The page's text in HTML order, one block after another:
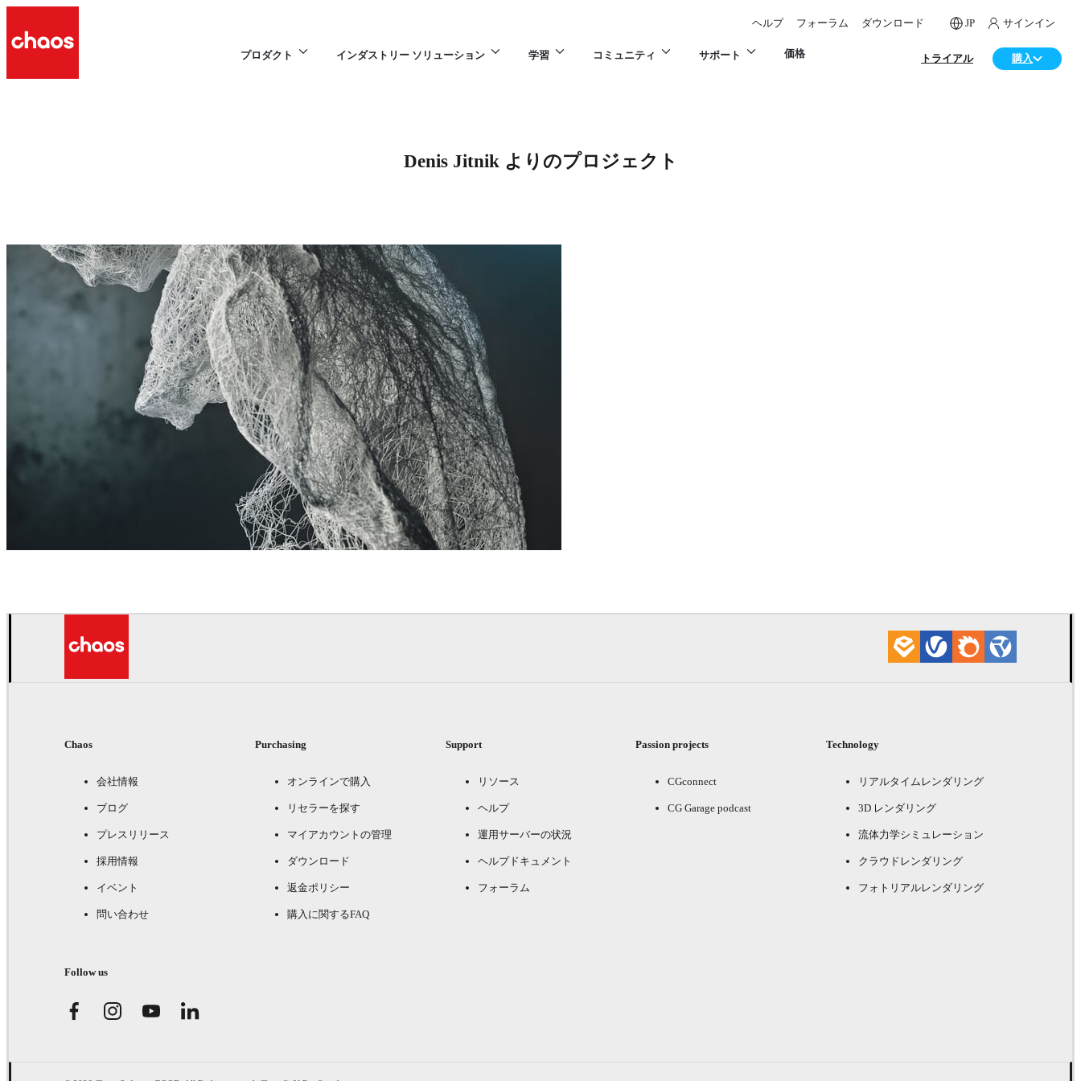
ヘルプ フォーラム ダウンロード JP サインイン
プロダクト インダストリー ソリューション 学習 コミュニティ サポート 価格 トライアル 購入
Denis Jitnik よりのプロジェクト
Chaos
会社情報
ブログ
プレスリリース
採用情報
イベント
問い合わせ
Purchasing
オンラインで購入
リセラーを探す
マイアカウントの管理
ダウンロード
返金ポリシー
購入に関するFAQ
Support
リソース
ヘルプ
運用サーバーの状況
ヘルプドキュメント
フォーラム
Passion projects
CGconnect
CG Garage podcast
Technology
リアルタイムレンダリング
3D レンダリング
流体力学シミュレーション
クラウドレンダリング
フォトリアルレンダリング
Follow us